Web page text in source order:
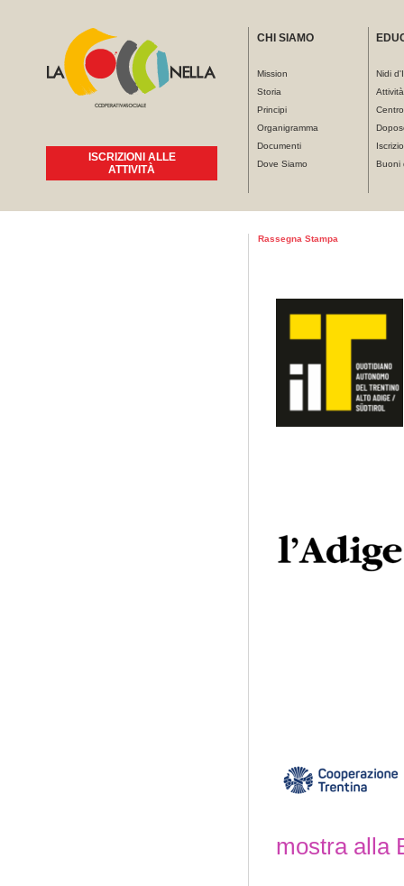
ISCRIZIONI ALLE
ATTIVITÀ
CHI SIAMO
Mission
Storia
Principi
Organigramma
Documenti
Dove Siamo
Nidi
Buoni
Tu sei qui
Rassegna Stampa
mostra alla